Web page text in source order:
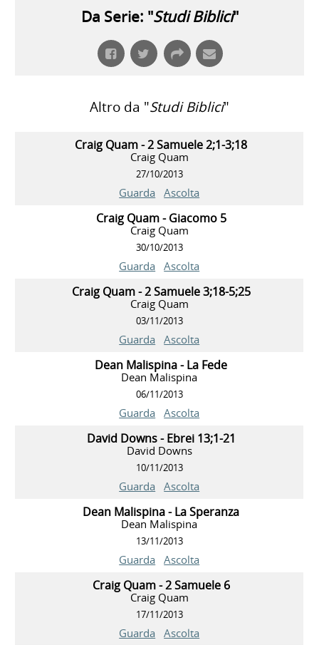
Da Serie: "Studi Biblici"
Altro da "Studi Biblici"
Craig Quam - 2 Samuele 2;1-3;18
Craig Quam
27/10/2013
Guarda Ascolta
Craig Quam - Giacomo 5
Craig Quam
30/10/2013
Guarda Ascolta
Craig Quam - 2 Samuele 3;18-5;25
Craig Quam
03/11/2013
Guarda Ascolta
Dean Malispina - La Fede
Dean Malispina
06/11/2013
Guarda Ascolta
David Downs - Ebrei 13;1-21
David Downs
10/11/2013
Guarda Ascolta
Dean Malispina - La Speranza
Dean Malispina
13/11/2013
Guarda Ascolta
Craig Quam - 2 Samuele 6
Craig Quam
17/11/2013
Guarda Ascolta